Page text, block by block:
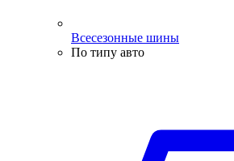
Всесезонные шины
По типу авто